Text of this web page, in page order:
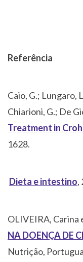
Referência
Caio, G.; Lungaro,
Chiarioni, G.; De
Treatment in
1628.
Dieta e intestino,
OLIVEIRA, Carina
NA DOENÇA DE
Nutrição,